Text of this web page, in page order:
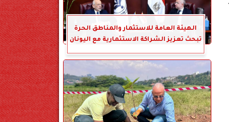
الهيئة العامة للاستثمار والمناطق الحرة
تبحث تعزيز الشراكة الاستثمارية مع اليونان